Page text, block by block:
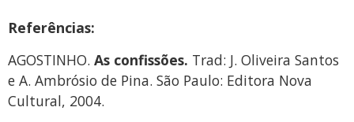
Referências:
AGOSTINHO. As confissões. Trad: J. Oliveira Santos
e A. Ambrósio de Pina. São Paulo: Editora Nova
Cultural, 2004.